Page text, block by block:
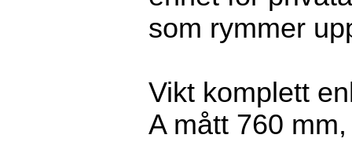
som rymmer
Vikt komplett
A mått 760